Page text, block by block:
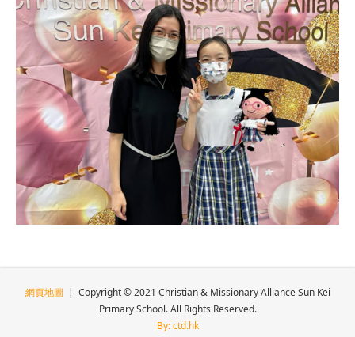
網頁地圖 | Copyright © 2021 Christian & Missionary Alliance Sun Kei
Primary School. All Rights Reserved.
By: ctd.hk